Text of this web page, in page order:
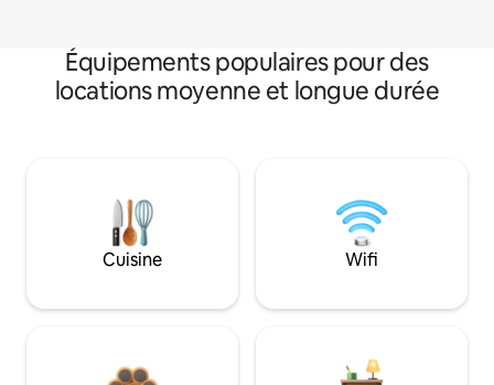
Équipements populaires pour des
locations moyenne et longue durée
Cuisine Wifi